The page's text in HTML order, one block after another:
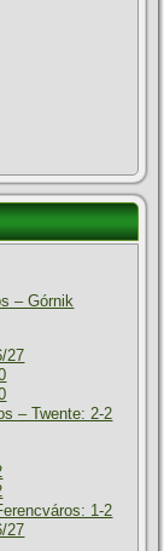
– Górnik
27
– Twente: 2-2
1-2
27